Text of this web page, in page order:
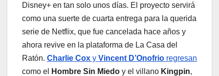
Disney+ en tan solo unos días. El proyecto servirá
como una suerte de cuarta entrega para la querida
serie de Netflix, que fue cancelada hace años y
ahora revive en la plataforma de La Casa del
Ratón. Charlie Cox y Vincent D’Onofrio regresan
como el
Hombre Sin Miedo y el villano Kingpin,